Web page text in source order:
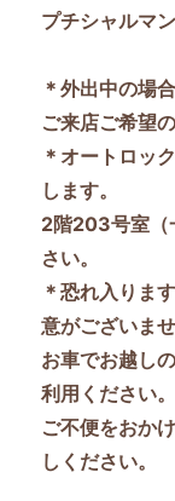
プチシャルマ
＊外出中の場
ご来店ご希望
＊オートロッ
します。
2階203号室（
さい。
＊恐れ入りま
意がございませ
お車でお越し
利用ください。
ご不便をおか
しください。